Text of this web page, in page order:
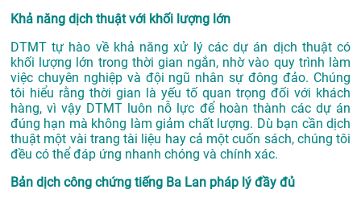
Khả năng dịch thuật với khối lượng lớn
DTMT tự hào về khả năng xử lý các dự án dịch thuật có
khối lượng lớn trong thời gian ngắn, nhờ vào quy trình làm
việc chuyên nghiệp và đội ngũ nhân sự đông đảo. Chúng
tôi hiểu rằng thời gian là yếu tố quan trọng đối với khách
hàng, vì vậy DTMT luôn nỗ lực để hoàn thành các dự án
đúng hạn mà không làm giảm chất lượng. Dù bạn cần dịch
thuật một vài trang tài liệu hay cả một cuốn sách, chúng tôi
đều có thể đáp ứng nhanh chóng và chính xác.
Bản dịch công chứng tiếng Ba Lan pháp lý đầy đủ